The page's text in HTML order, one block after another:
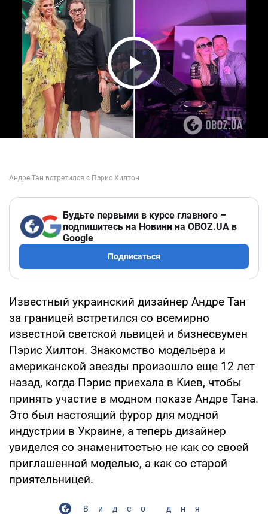
Play Video
Будьте первыми в курсе главного –
подпишитесь на Новини на OBOZ.UA в
Google
Подписаться
Известный украинский дизайнер Андре Тан
за границей встретился со всемирно
известной светской львицей и бизнесвумен
Пэрис Хилтон. Знакомство модельера и
американской звезды произошло еще 12 лет
назад, когда Пэрис приехала в Киев, чтобы
принять участие в модном показе Андре Тана.
Это был настоящий фурор для модной
индустрии в Украине, а теперь дизайнер
увиделся со знаменитостью не как со своей
приглашенной моделью, а как со старой
приятельницей.
Видео дня